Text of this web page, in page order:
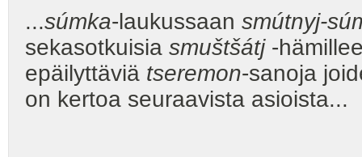
...súmka-laukussaan smútnyj-
sekasotkuisia smuštšátj-
epäilyttäviä tseremon-sanoja
on kertoa seuraavista asioista...